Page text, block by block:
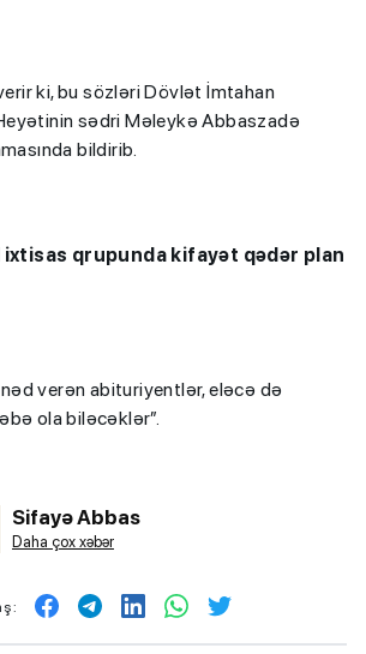
ki, bu sözləri Dövlət İmtahan
sədri Məleykə Abbaszadə
bildirib.
ixtisas qrupunda kifayət qədər plan
verən abituriyentlər, eləcə də
ola biləcəklər”.
Sifayə Abbas
Daha çox xəbər